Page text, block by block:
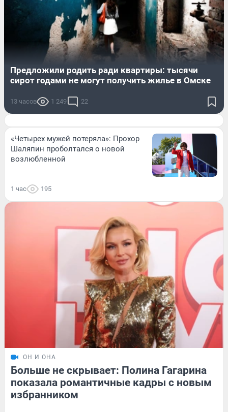
Предложили родить ради квартиры: тысячи
сирот годами не могут получить жилье в Омске
13 часов 1 249 22
«Четырех мужей потеряла»: Прохор
Шаляпин проболтался о новой
возлюбленной
1 час 195
ОН И ОНА
Больше не скрывает: Полина Гагарина
показала романтичные кадры с новым
избранником